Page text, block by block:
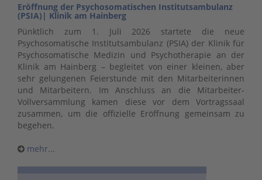
Eröffnung der Psychosomatischen Institutsambulanz
(PSIA)| Klinik am Hainberg
Pünktlich zum 1. Juli 2026 startete die neue
Psychosomatische Institutsambulanz (PSIA) der Klinik für
Psychosomatische Medizin und Psychotherapie an der
Klinik am Hainberg – begleitet von einer kleinen, aber
sehr gelungenen Feierstunde mit den Mitarbeiterinnen
und Mitarbeitern. Im Anschluss an die Mitarbeiter-
Vollversammlung kamen diese vor dem Vortragssaal
zusammen, um die offizielle Eröffnung gemeinsam zu
begehen.
mehr...